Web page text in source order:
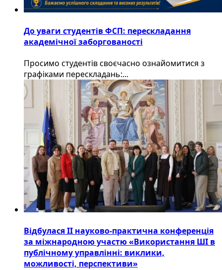
До уваги студентів ФСП: перескладання
академічної заборгованості
Просимо студентів своєчасно ознайомитися з
графіками перескладань:...
Відбулася ІІ науково-практична конференція
за міжнародною участю «Використання ШІ в
публічному управлінні: виклики,
можливості, перспективи»